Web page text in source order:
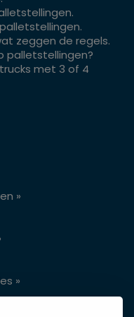
zeggen de regels.
palletstellingen?
met 3 of 4
»
»